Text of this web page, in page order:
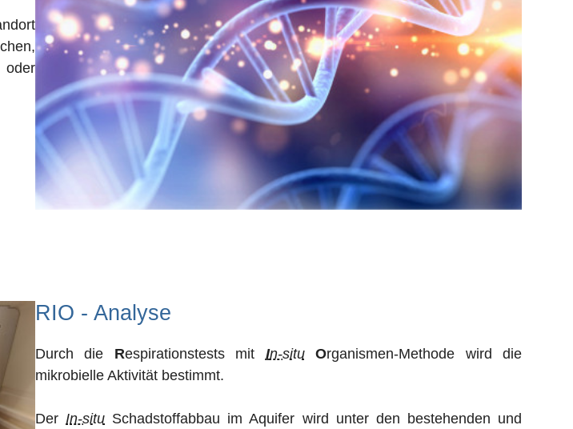
oder
RIO - Analyse
Durch die Respirationstests mit In-situ Organismen-Methode wird die
mikrobielle Aktivität bestimmt.
Der In-situ Schadstoffabbau im Aquifer wird unter den bestehenden und